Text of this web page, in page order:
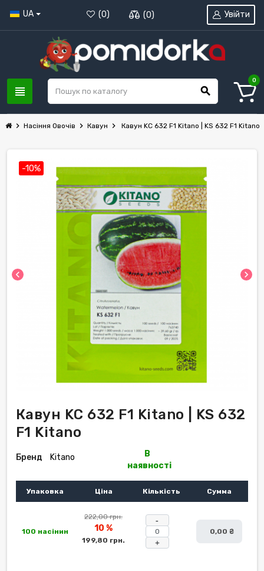
UA (0) (0)
view_headline search
Увійти
0
chevron_right Насіння Овочів chevron_right Кавун chevron_right Кавун KС 632 F1 Kitano | KS 632 F1 Kitano
chevron_left chevron_right
-10%
Кавун KС 632 F1 Kitano | KS 632
F1 Kitano
Бренд Kitano
В
наявності
Упаковка Ціна Кількість Сумма
100 насінин
222,00 грн.
10 %
199,80 грн. +
0,00 ₴